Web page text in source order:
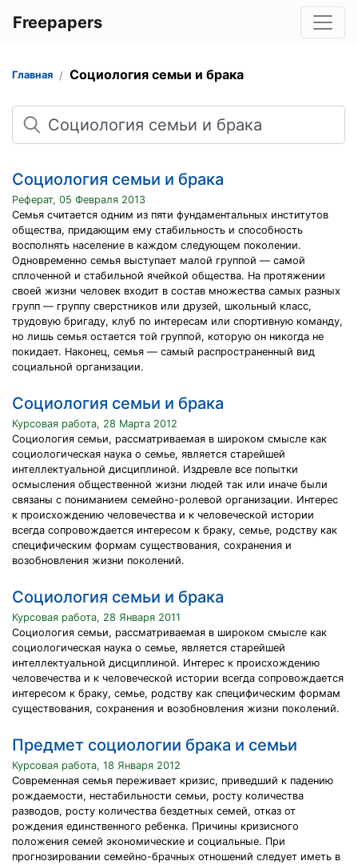
Freepapers
Главная Социология семьи и брака
Поиск
Социология семьи и брака
Реферат, 05 Февраля 2013
Семья считается одним из пяти фундаментальных институтов
общества, придающим ему стабильность и способность
восполнять население в каждом следующем поколении.
Одновременно семья выступает малой группой — самой
сплоченной и стабильной ячейкой общества. На протяжении
своей жизни человек входит в состав множества самых разных
групп — группу сверстников или друзей, школьный класс,
трудовую бригаду, клуб по интересам или спортивную команду,
но лишь семья остается той группой, которую он никогда не
покидает. Наконец, семья — самый распространенный вид
социальной организации.
Социология семьи и брака
Курсовая работа, 28 Марта 2012
Социология семьи, рассматриваемая в широком смысле как
социологическая наука о семье, является старейшей
интеллектуальной дисциплиной. Издревле все попытки
осмысления общественной жизни людей так или иначе были
связаны с пониманием семейно-ролевой организации. Интерес
к происхождению человечества и к человеческой истории
всегда сопровождается интересом к браку, семье, родству как
специфическим формам существования, сохранения и
возобновления жизни поколений.
Социология семьи и брака
Курсовая работа, 28 Января 2011
Социология семьи, рассматриваемая в широком смысле как
социологическая наука о семье, является старейшей
интеллектуальной дисциплиной. Интерес к происхождению
человечества и к человеческой истории всегда сопровождается
интересом к браку, семье, родству как специфическим формам
существования, сохранения и возобновления жизни поколений.
Предмет социологии брака и семьи
Курсовая работа, 18 Января 2012
Современная семья переживает кризис, приведший к падению
рождаемости, нестабильности семьи, росту количества
разводов, росту количества бездетных семей, отказ от
рождения единственного ребенка. Причины кризисного
положения семей экономические и социальные. При
прогнозировании семейно-брачных отношений следует иметь в